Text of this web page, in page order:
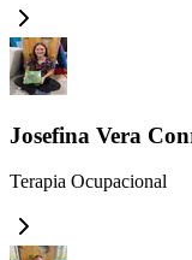
Josefina Vera
Terapia Ocupacional